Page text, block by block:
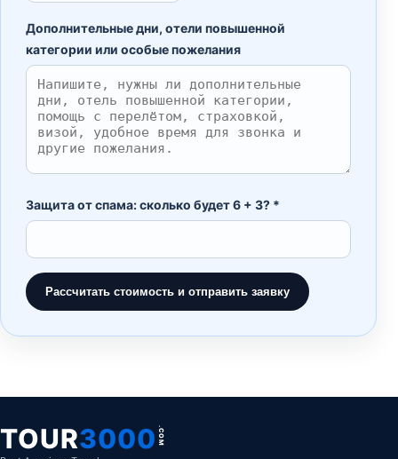
Дополнительные дни, отели повышенной
категории или особые пожелания
Защита от спама: сколько будет 6 + 3? *
Рассчитать стоимость и отправить заявку
TOUR3000 .COM